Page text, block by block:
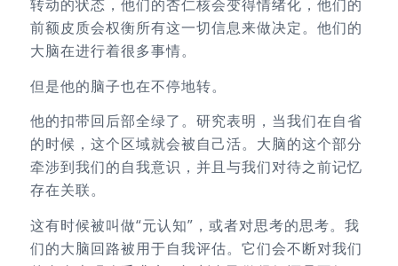
转动的状态，他们的杏仁核会变得情绪化，他们的
前额皮质会权衡所有这一切信息来做决定。他们的
大脑在进行着很多事情。
但是他的脑子也在不停地转。
他的扣带回后部全绿了。研究表明，当我们在自省
的时候，这个区域就会被自己活。大脑的这个部分
牵涉到我们的自我意识，并且与我们对待之前记忆
存在关联。
这有时候被叫做“元认知”，或者对思考的思考。我
们的大脑回路被用于自我评估。它们会不断对我们